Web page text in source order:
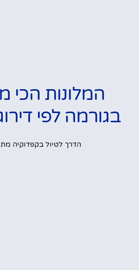
המלונות הכי
בגורמה לפי
הדרך לטיול בקפדוקיה